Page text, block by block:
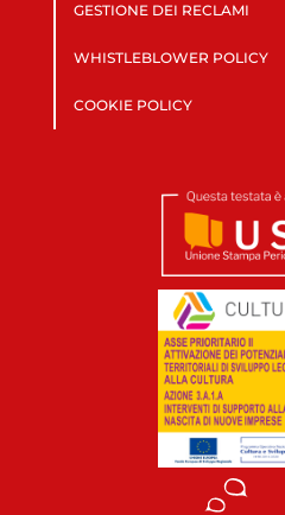
GESTIONE DEI RECLAMI
WHISTLEBLOWER POLICY
COOKIE POLICY